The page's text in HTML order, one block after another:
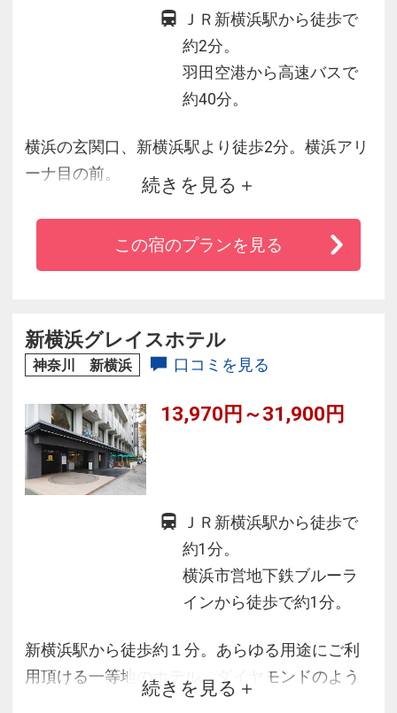
ＪＲ新横浜駅から徒歩で
約2分。
羽田空港から高速バスで
約40分。
横浜の玄関口、新横浜駅より徒歩2分。横浜アリ
ーナ目の前。
新横浜エリア一の高層ホテルで夜景も◎。日産
スタジアムへも徒歩圏内！
◆都内へのアクセスも良好、品川駅最短約11分
エティ豊かなレストラン・バー・140店舗のショ
ッピングプラザ・プリンスペペを複合
続きを見る
この宿のプランを見る
新横浜グレイスホテル
神奈川 新横浜 口コミを見る
13,970円～31,900円
ＪＲ新横浜駅から徒歩で
約1分。
横浜市営地下鉄ブルーラ
インから徒歩で約1分。
新横浜駅から徒歩約１分。あらゆる用途にご利
用頂ける一等地のホテル。ダイヤモンドのよう
に輝く、かけがえのないホテルを目指して。お
続きを見る